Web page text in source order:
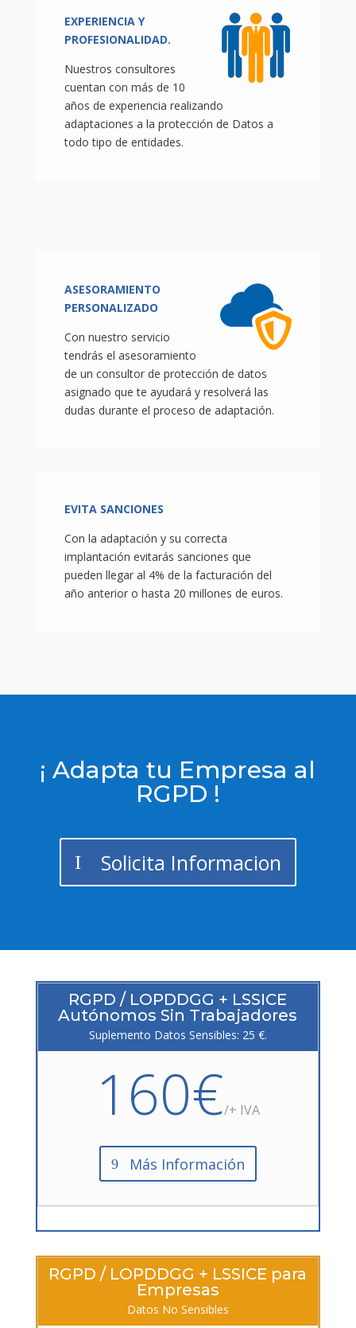
EXPERIENCIA Y
PROFESIONALIDAD.
Nuestros consultores
cuentan con más de 10
años de experiencia realizando
adaptaciones a la protección de Datos a
todo tipo de entidades.
ASESORAMIENTO
PERSONALIZADO
Con nuestro servicio
tendrás el asesoramiento
de un consultor de protección de datos
asignado que te ayudará y resolverá las
dudas durante el proceso de adaptación.
EVITA SANCIONES
Con la adaptación y su correcta
implantación evitarás sanciones que
pueden llegar al 4% de la facturación del
año anterior o hasta 20 millones de euros.
¡ Adapta tu Empresa al
RGPD !
Solicita Informacion
RGPD / LOPDDGG + LSSICE
Autónomos Sin Trabajadores
Suplemento Datos Sensibles: 25 €.
160€/+ IVA
Más Información
RGPD / LOPDDGG + LSSICE para
Empresas
Datos No Sensibles